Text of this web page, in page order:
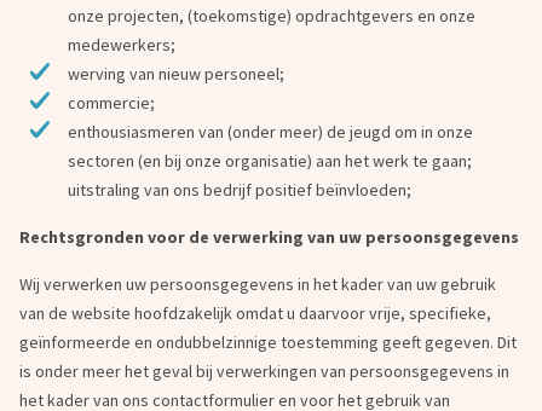
onze projecten, (toekomstige) opdrachtgevers en onze
medewerkers;
werving van nieuw personeel;
commercie;
enthousiasmeren van (onder meer) de jeugd om in onze
sectoren (en bij onze organisatie) aan het werk te gaan;
uitstraling van ons bedrijf positief beïnvloeden;
Rechtsgronden voor de verwerking van uw persoonsgegevens
Wij verwerken uw persoonsgegevens in het kader van uw gebruik
van de website hoofdzakelijk omdat u daarvoor vrije, specifieke,
geïnformeerde en ondubbelzinnige toestemming geeft gegeven. Dit
is onder meer het geval bij verwerkingen van persoonsgegevens in
het kader van ons contactformulier en voor het gebruik van